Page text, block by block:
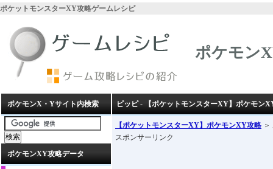
ポケットモンスターXY攻略ゲームレシピ
ポケモン
ピッピ - 【ポケットモンスターXY】ポケモン
【ポケットモンスターXY】ポケモンXY攻略
スポンサーリンク
ポケモンX・Yサイト内検索
ポケモンXY攻略データ